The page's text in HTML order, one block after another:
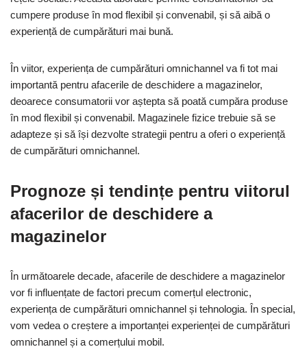
cumpere produse în mod flexibil și convenabil, și să aibă o
experiență de cumpărături mai bună.
În viitor, experiența de cumpărături omnichannel va fi tot mai
importantă pentru afacerile de deschidere a magazinelor,
deoarece consumatorii vor aștepta să poată cumpăra produse
în mod flexibil și convenabil. Magazinele fizice trebuie să se
adapteze și să își dezvolte strategii pentru a oferi o experiență
de cumpărături omnichannel.
Prognoze și tendințe pentru viitorul
afacerilor de deschidere a
magazinelor
În următoarele decade, afacerile de deschidere a magazinelor
vor fi influențate de factori precum comerțul electronic,
experiența de cumpărături omnichannel și tehnologia. În special,
vom vedea o creștere a importanței experienței de cumpărături
omnichannel și a comerțului mobil.